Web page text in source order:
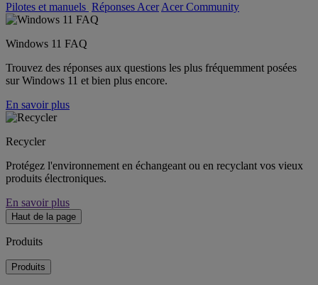
Pilotes et manuels Réponses Acer Acer Community
Windows 11 FAQ
Trouvez des réponses aux questions les plus fréquemment posées
sur Windows 11 et bien plus encore.
En savoir plus
Recycler
Protégez l'environnement en échangeant ou en recyclant vos vieux
produits électroniques.
En savoir plus
Haut de la page
Produits
Produits